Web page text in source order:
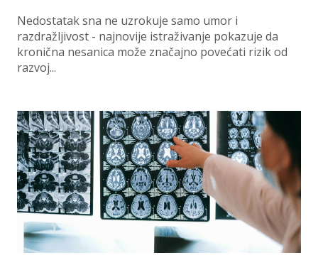
Nedostatak sna ne uzrokuje samo umor i
razdražljivost - najnovije istraživanje pokazuje da
kronična nesanica može značajno povećati rizik od
razvoj...